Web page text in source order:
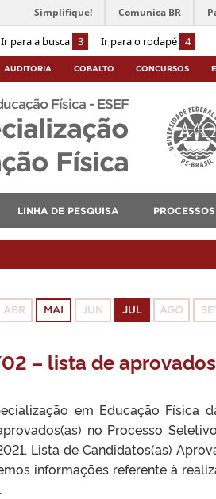
Ir para a busca 3 Ir para o rodapé 4
Simplifique! Comunica BR
AUDITORIA COBALTO CONCURSOS
Física - ESEF
Física
LINHA DE PESQUISA
ABR MAI JUN JUL AGO
– lista de
em Educação Física
no Processo
Lista de Candidatos(as)
informações referente à